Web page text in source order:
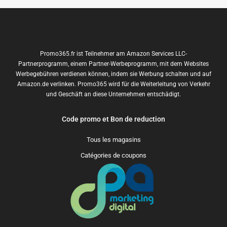
Promo365.fr ist Teilnehmer am Amazon Services LLC-
Partnerprogramm, einem Partner-Werbeprogramm, mit dem Websites
Werbegebühren verdienen können, indem sie Werbung schalten und auf
Amazon.de verlinken. Promo365 wird für die Weiterleitung von Verkehr
und Geschäft an diese Unternehmen entschädigt.
Code promo et Bon de reduction
Tous les magasins
Catégories de coupons